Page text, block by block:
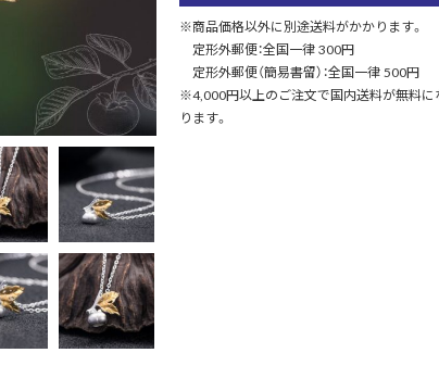
※商品価格以外に別途送料がかかります。
定形外郵便：全国一律 300円
定形外郵便（簡易書留）：全国一律 500円
※4,000円以上のご注文で国内送料が無料に
ります。